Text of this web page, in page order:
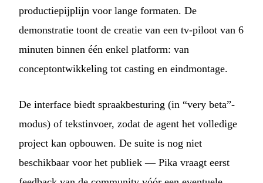
productiepijplijn voor lange formaten. De
demonstratie toont de creatie van een tv-piloot van 6
minuten binnen één enkel platform: van
conceptontwikkeling tot casting en eindmontage.
De interface biedt spraakbesturing (in “very beta”-
modus) of tekstinvoer, zodat de agent het volledige
project kan opbouwen. De suite is nog niet
beschikbaar voor het publiek — Pika vraagt eerst